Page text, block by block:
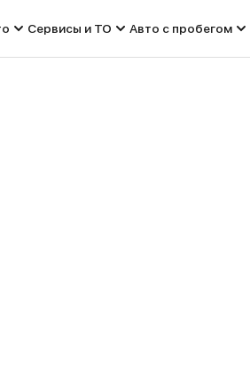
Сервисы и ТО Авто с пробегом